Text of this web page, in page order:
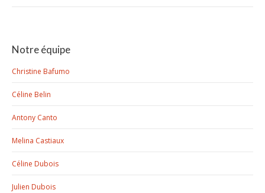
:
Notre équipe
Christine Bafumo
Céline Belin
Antony Canto
Melina Castiaux
Céline Dubois
Julien Dubois